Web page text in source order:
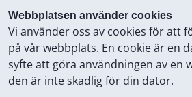
Webbplatsen använder cookies
Vi använder oss av cookies för att
på vår webbplats. En cookie är en
syfte att göra användningen av en
den är inte skadlig för din dator.